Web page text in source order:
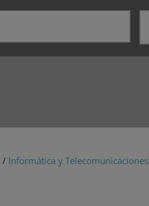
/ Informática y Telecomunicaciones